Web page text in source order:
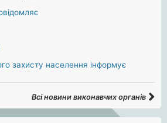
захисту населення інформує
Всі новини виконавчих органів